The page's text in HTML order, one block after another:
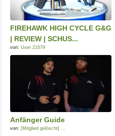
FIREHAWK HIGH CYCLE G&G
| REVIEW | SCHUS...
von: User 21679
Anfänger Guide
von: [Mitglied gelöscht] ...